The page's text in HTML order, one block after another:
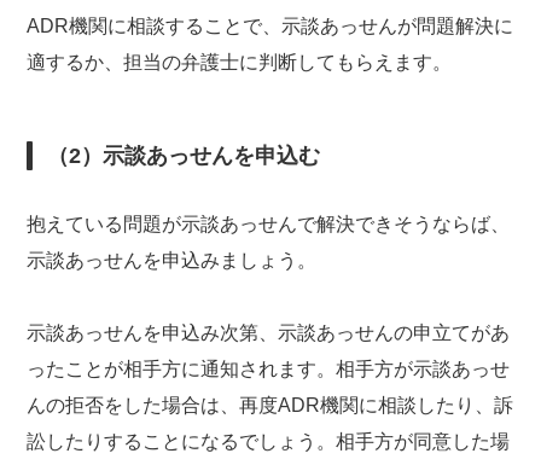
ADR機関に相談することで、示談あっせんが問題解決に
適するか、担当の弁護士に判断してもらえます。
（2）示談あっせんを申込む
抱えている問題が示談あっせんで解決できそうならば、
示談あっせんを申込みましょう。
示談あっせんを申込み次第、示談あっせんの申立てがあ
ったことが相手方に通知されます。相手方が示談あっせ
んの拒否をした場合は、再度ADR機関に相談したり、訴
訟したりすることになるでしょう。相手方が同意した場